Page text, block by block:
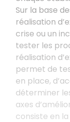
Sur la base
réalisation
crise ou un
tester les
réalisation
permet de
en place,
déterminer
axes
consiste en